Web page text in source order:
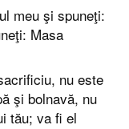
meu şi spuneţi:
Masa
nu este
şi bolnavă, nu
tău; va fi el